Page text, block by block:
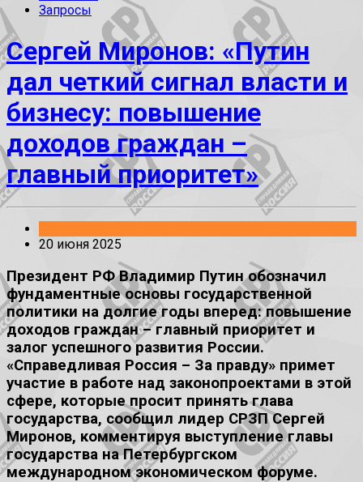
Запросы
Сергей Миронов: «Путин
дал четкий сигнал власти и
бизнесу: повышение
доходов граждан –
главный приоритет»
20 июня 2025
Президент РФ Владимир Путин обозначил
фундаментные основы государственной
политики на долгие годы вперед: повышение
доходов граждан – главный приоритет и
залог успешного развития России.
«Справедливая Россия – За правду» примет
участие в работе над законопроектами в этой
сфере, которые просит принять глава
государства, сообщил лидер СРЗП Сергей
Миронов, комментируя выступление главы
государства на Петербургском
международном экономическом форуме.